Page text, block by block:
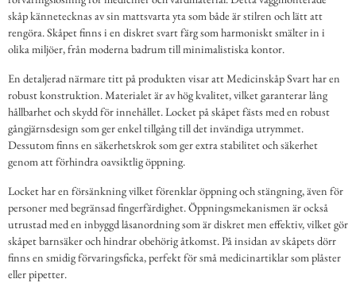
skåp kännetecknas av sin mattsvarta yta som både är stilren och lätt att
rengöra. Skåpet finns i en diskret svart färg som harmoniskt smälter in i
olika miljöer, från moderna badrum till minimalistiska kontor.
En detaljerad närmare titt på produkten visar att Medicinskåp Svart har en
robust konstruktion. Materialet är av hög kvalitet, vilket garanterar lång
hållbarhet och skydd för innehållet. Locket på skåpet fästs med en robust
gångjärnsdesign som ger enkel tillgång till det invändiga utrymmet.
Dessutom finns en säkerhetskrok som ger extra stabilitet och säkerhet
genom att förhindra oavsiktlig öppning.
Locket har en försänkning vilket förenklar öppning och stängning, även för
personer med begränsad fingerfärdighet. Öppningsmekanismen är också
utrustad med en inbyggd låsanordning som är diskret men effektiv, vilket gör
skåpet barnsäker och hindrar obehörig åtkomst. På insidan av skåpets dörr
finns en smidig förvaringsficka, perfekt för små medicinartiklar som plåster
eller pipetter.